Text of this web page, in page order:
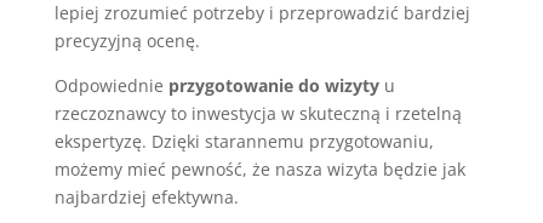
lepiej zrozumieć potrzeby i przeprowadzić bardziej
precyzyjną ocenę.
Odpowiednie przygotowanie do wizytyu
rzeczoznawcy to inwestycja w skuteczną i rzetelną
ekspertyzę. Dzięki starannemu przygotowaniu,
możemy mieć pewność, że nasza wizyta będzie jak
najbardziej efektywna.